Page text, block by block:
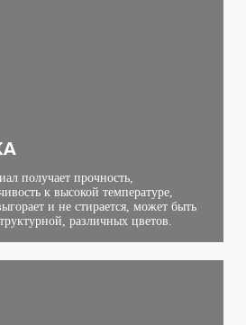
получает прочность,
к высокой температуре,
и не стирается, может быть
различных цветов.